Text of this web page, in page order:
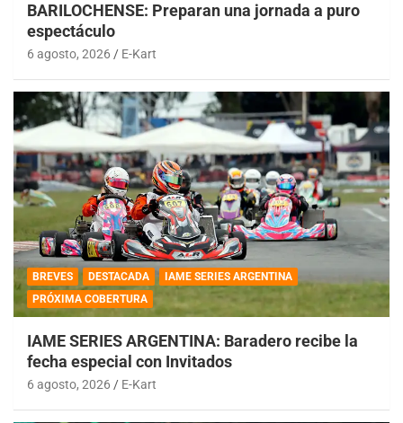
BARILOCHENSE: Preparan una jornada a puro
espectáculo
6 agosto, 2026 E-Kart
BREVES DESTACADA
IAME SERIES ARGENTINA
PRÓXIMA COBERTURA
IAME SERIES ARGENTINA: Baradero recibe la
fecha especial con Invitados
6 agosto, 2026 E-Kart